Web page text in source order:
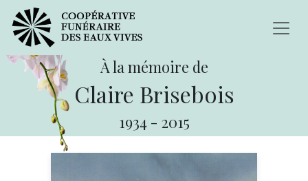
À la mémoire de
Claire Brisebois
1934 - 2015